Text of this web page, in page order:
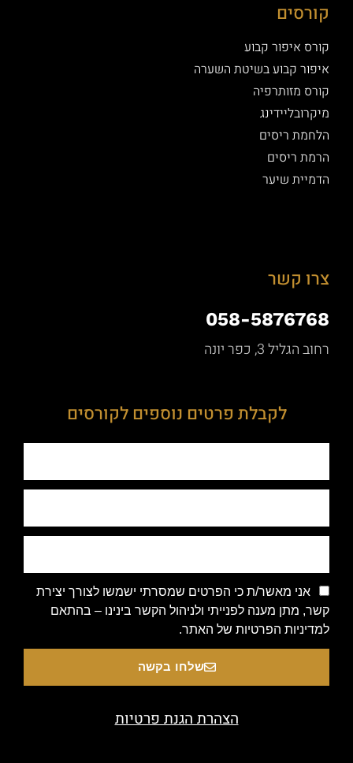
קורסים
קורס איפור קבוע
איפור קבוע בשיטת השערה
קורס מזותרפיה
מיקרובליידינג
הלחמת ריסים
הרמת ריסים
הדמיית שיער
צרו קשר
058-5876768
רחוב הגליל 3, כפר יונה
לקבלת פרטים נוספים לקורסים
אני מאשר/ת כי הפרטים שמסרתי ישמשו לצורך יצירת
קשר, מתן מענה לפנייתי ולניהול הקשר בינינו – בהתאם
למדיניות הפרטיות של האתר.
שלחו בקשה
הצהרת הגנת פרטיות